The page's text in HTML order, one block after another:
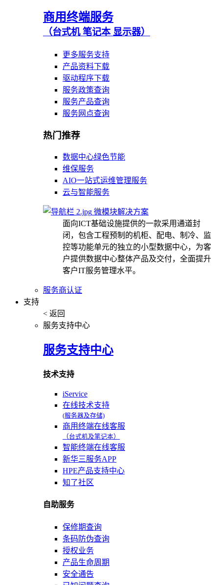
商用终端服务
（台式机 笔记本 显示器）
更多服务支持
产品资料下载
驱动程序下载
服务政策查询
服务产品查询
服务网点查询
热门推荐
数据中心绿色节能
维保服务
AIO一站式运维管理服务
云与智能服务
微模块解决方案
面向ICT基础设施提供的一款采用通道封
闭，包含工程预制的机柜、配电、制冷、监
控等功能单元的独立的小型数据中心，为客
户提供数据中心整体产品及交付，全面提升
客户IT服务管理水平。
服务商认证
支持
< 返回
服务支持中心
服务支持中心
技术支持
iService
在线技术支持
(服务器及存储)
商用终端在线客服
（台式机及笔记本）
智能终端在线客服
新华三服务APP
HPE产品支持中心
知了社区
自助服务
保修期查询
条码防伪查询
授权业务
产品生命周期
安全通告